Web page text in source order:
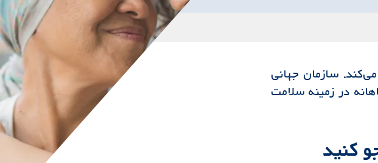
سازمان جهانی
در زمینه سلامت
کنید